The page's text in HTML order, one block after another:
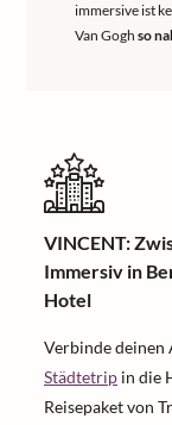
immersive ist
Van Gogh so
VINCENT:
Immersiv in
Hotel
Verbinde deinen
Städtetrip in die
Reisepaket von